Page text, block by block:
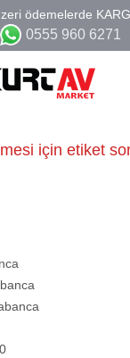
0555 960 6271
için etiket